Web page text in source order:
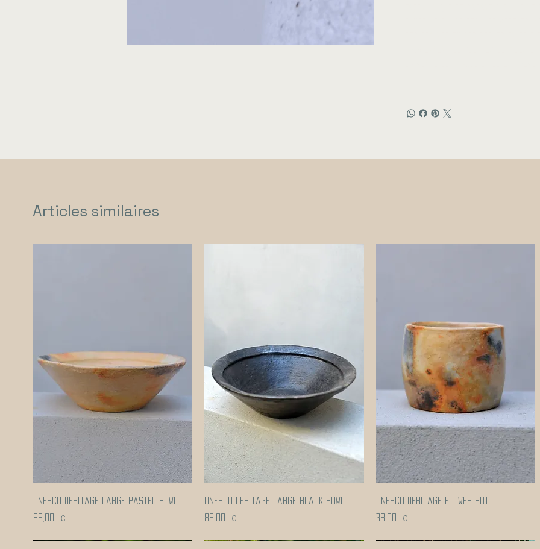
Articles similaires
Aperçu rapide
UNESCO heritage large pastel bowl
Prix
89,00 €
Aperçu rapide
UNESCO heritage large black bowl
Prix
89,00 €
Aperçu rapide
UNESCO heritage flower pot
Prix
38,00 €